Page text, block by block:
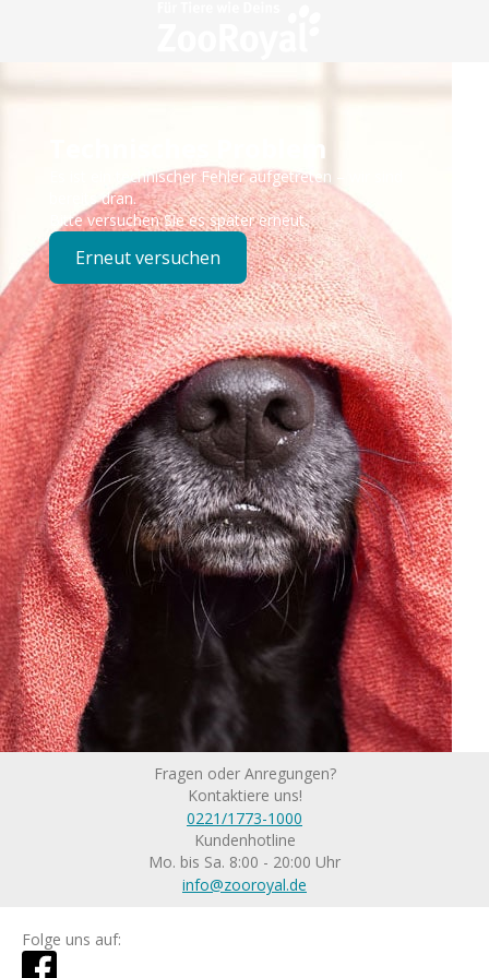
Technisches Problem
Es ist ein technischer Fehler aufgetreten – wir sind
bereits dran.
Bitte versuchen Sie es später erneut.
Erneut versuchen
Fragen oder Anregungen?
Kontaktiere uns!
0221/1773-1000
Kundenhotline
Mo. bis Sa. 8:00 - 20:00 Uhr
info@zooroyal.de
Folge uns auf: